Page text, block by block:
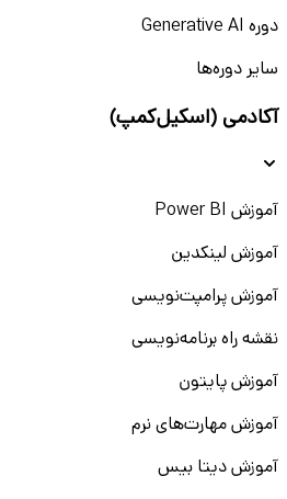
دوره Generative AI
سایر دوره‌ها
آکادمی (اسکیل‌کمپ)
آموزش Power BI
آموزش لینکدین
آموزش پرامپت‌نویسی
نقشه راه برنامه‌نویسی
آموزش پایتون
آموزش مهارت‌های نرم
آموزش دیتا بیس